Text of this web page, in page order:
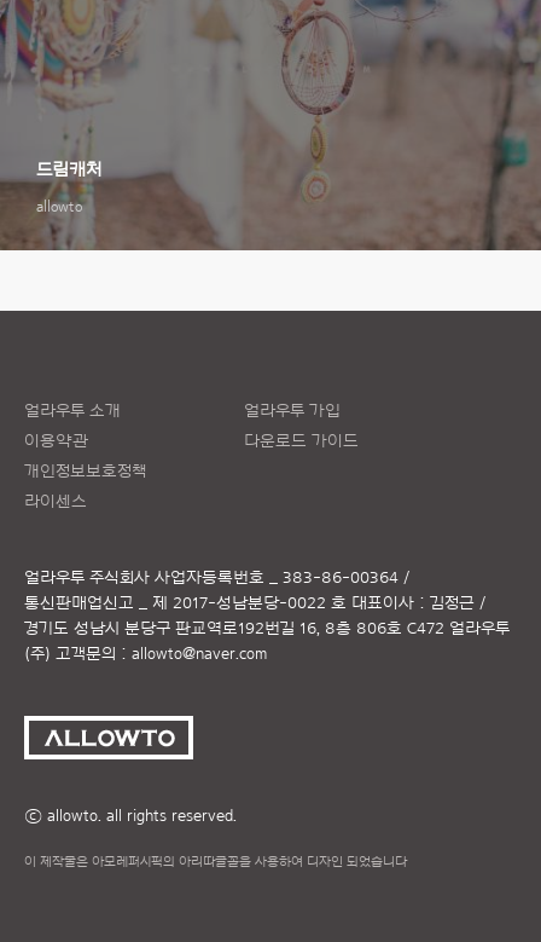
allowto
드림캐처
얼라우투 소개
이용약관
개인정보보호정책
라이센스
얼라우투 가입
다운로드 가이드
얼라우투 주식회사 사업자등록번호 _ 383-86-00364 /
통신판매업신고 _ 제 2017-성남분당-0022 호 대표이사 : 김정근 /
경기도 성남시 분당구 판교역로192번길 16, 8층 806호 C472 얼라우투
(주) 고객문의 : allowto@naver.com
ⓒ allowto. all rights reserved.
이 제작물은 아모레퍼시픽의 아리따글꼴을 사용하여 디자인 되었습니다